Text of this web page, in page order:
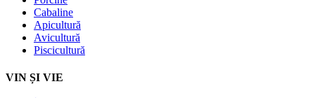
Cabaline
Apicultură
Avicultură
Piscicultură
VIN ȘI VIE